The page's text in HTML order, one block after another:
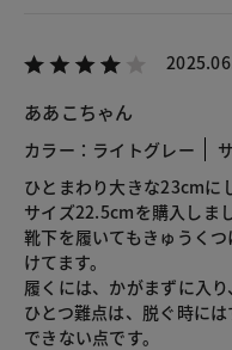
ああこちゃん
カラー：ライトグレー
ひとまわり大きな23cmに
サイズ22.5cmを購入しまし
靴下を履いてもきゅうく
けてます。
履くには、かがまずに入り
ひとつ難点は、脱ぐ時に
できない点です。